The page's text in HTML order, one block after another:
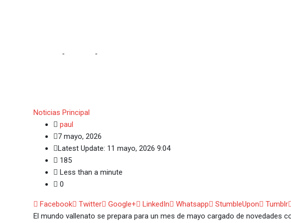
- -
Noticias Principal
paul
7 mayo, 2026
Latest Update: 11 mayo, 2026 9:04
185
Less than a minute
0
Facebook Twitter Google+ LinkedIn Whatsapp StumbleUpon Tumblr
El mundo vallenato se prepara para un mes de mayo cargado de novedades